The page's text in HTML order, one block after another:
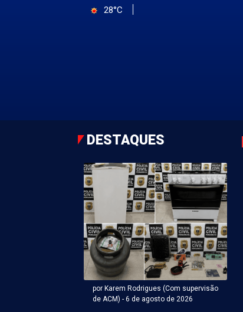
28°C
DESTAQUES
por Karem Rodrigues (Com supervisão
de ACM) - 6 de agosto de 2026